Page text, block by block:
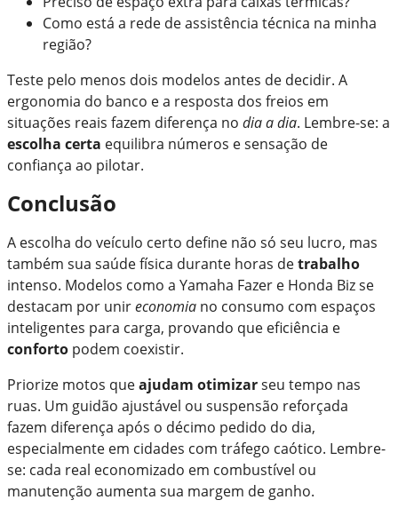
Como está a rede de assistência técnica na minha
região?
Teste pelo menos dois modelos antes de decidir. A
ergonomia do banco e a resposta dos freios em
situações reais fazem diferença no dia a dia. Lembre-se: a
escolha certa equilibra números e sensação de
confiança ao pilotar.
Conclusão
A escolha do veículo certo define não só seu lucro, mas
também sua saúde física durante horas detrabalho
intenso. Modelos como a Yamaha Fazer e Honda Biz se
destacam por unireconomia no consumo com espaços
inteligentes para carga, provando que eficiência e
conforto podem coexistir.
Priorize motos queajudam otimizarseu tempo nas
ruas. Um guidão ajustável ou suspensão reforçada
fazem diferença após o décimo pedido do dia,
especialmente em cidades com tráfego caótico. Lembre-
se: cada real economizado em combustível ou
manutenção aumenta sua margem de ganho.